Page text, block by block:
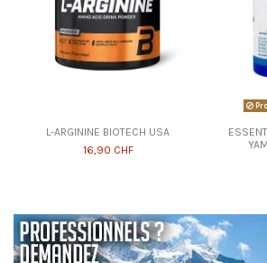
L-ARGININE BIOTECH USA
16,90 CHF